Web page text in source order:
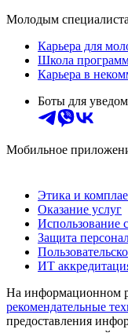
Молодым
Карьера для
Школа
Карьера в
Боты для
Мобильное
Этика и
Оказание услуг
Использование
Защита
ИТ
На информационном
рекомендательные
предоставления